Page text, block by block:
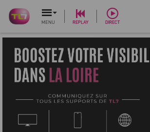
MENU REPLAY DIRECT